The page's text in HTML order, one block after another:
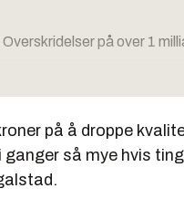
på over 1
for offentlige tjenester
på å droppe
ganger så mye hvis